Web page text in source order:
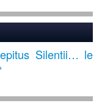
Silentii… le